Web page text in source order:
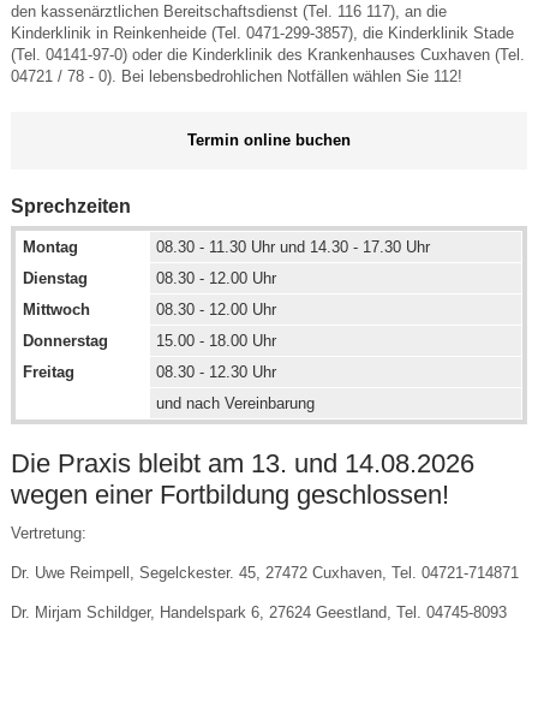
den kassenärztlichen Bereitschaftsdienst (Tel. 116 117), an die
Kinderklinik in Reinkenheide (Tel. 0471-299-3857), die Kinderklinik Stade
(Tel. 04141-97-0) oder die Kinderklinik des Krankenhauses Cuxhaven (Tel.
04721 / 78 - 0). Bei lebensbedrohlichen Notfällen wählen Sie 112!
Termin online buchen
Sprechzeiten
Montag
08.30 - 11.30 Uhr und 14.30 - 17.30 Uhr
Dienstag
08.30 - 12.00 Uhr
Mittwoch
08.30 - 12.00 Uhr
Donnerstag
15.00 - 18.00 Uhr
Freitag
08.30 - 12.30 Uhr
und nach Vereinbarung
Die Praxis bleibt am 13. und 14.08.2026
wegen einer Fortbildung geschlossen!
Vertretung:
Dr. Uwe Reimpell, Segelckester. 45, 27472 Cuxhaven, Tel. 04721-714871
Dr. Mirjam Schildger, Handelspark 6, 27624 Geestland, Tel. 04745-8093